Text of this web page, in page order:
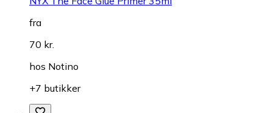
fra
70 kr.
hos Notino
+7 butikker